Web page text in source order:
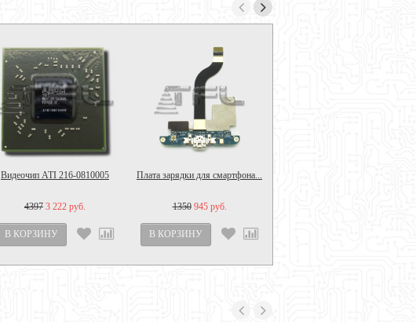
Видеочип ATI 216-0810005
4397 3 222 руб.
Плата зарядки для смартфона...
1350 945 руб.